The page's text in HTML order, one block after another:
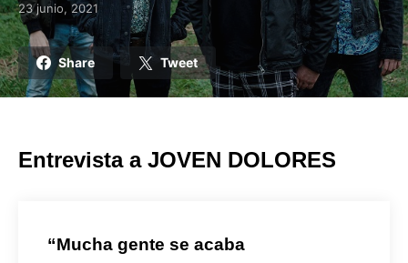
Posted on
23 junio, 2021
Share Tweet
Entrevista a JOVEN DOLORES
“Mucha gente se acaba